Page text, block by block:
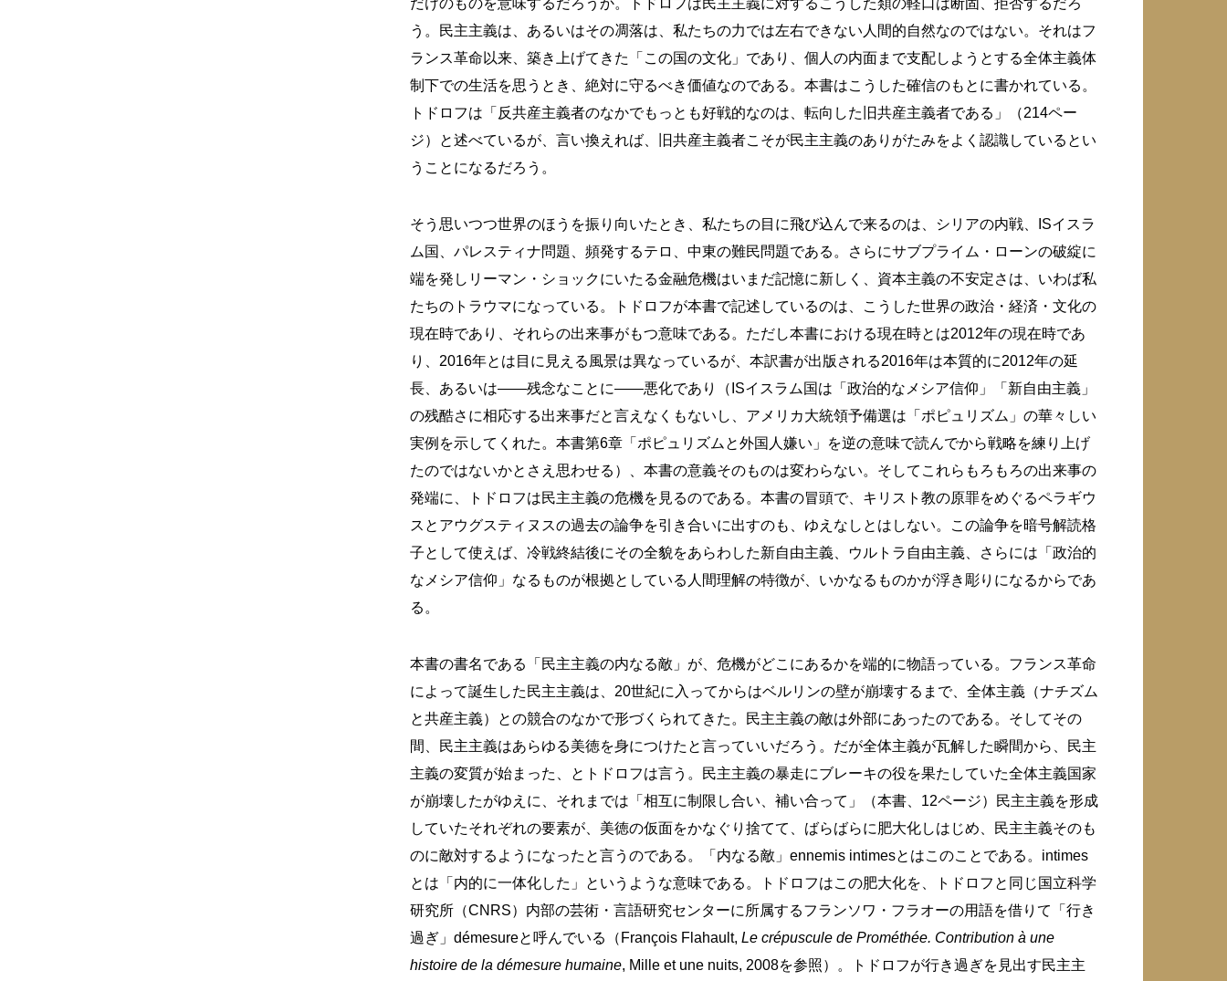
だけのものを意味するだろうか。トドロフは民主主義に対するこうした類の軽口は断固、拒否するだろ
う。民主主義は、あるいはその凋落は、私たちの力では左右できない人間的自然なのではない。それはフ
ランス革命以来、築き上げてきた「この国の文化」であり、個人の内面まで支配しようとする全体主義体
制下での生活を思うとき、絶対に守るべき価値なのである。本書はこうした確信のもとに書かれている。
トドロフは「反共産主義者のなかでもっとも好戦的なのは、転向した旧共産主義者である」（214ペー
ジ）と述べているが、言い換えれば、旧共産主義者こそが民主主義のありがたみをよく認識しているとい
うことになるだろう。
そう思いつつ世界のほうを振り向いたとき、私たちの目に飛び込んで来るのは、シリアの内戦、ISイスラ
ム国、パレスティナ問題、頻発するテロ、中東の難民問題である。さらにサブプライム・ローンの破綻に
端を発しリーマン・ショックにいたる金融危機はいまだ記憶に新しく、資本主義の不安定さは、いわば私
たちのトラウマになっている。トドロフが本書で記述しているのは、こうした世界の政治・経済・文化の
現在時であり、それらの出来事がもつ意味である。ただし本書における現在時とは2012年の現在時であ
り、2016年とは目に見える風景は異なっているが、本訳書が出版される2016年は本質的に2012年の延
長、あるいは――残念なことに――悪化であり（ISイスラム国は「政治的なメシア信仰」「新自由主義」
の残酷さに相応する出来事だと言えなくもないし、アメリカ大統領予備選は「ポピュリズム」の華々しい
実例を示してくれた。本書第6章「ポピュリズムと外国人嫌い」を逆の意味で読んでから戦略を練り上げ
たのではないかとさえ思わせる）、本書の意義そのものは変わらない。そしてこれらもろもろの出来事の
発端に、トドロフは民主主義の危機を見るのである。本書の冒頭で、キリスト教の原罪をめぐるペラギウ
スとアウグスティヌスの過去の論争を引き合いに出すのも、ゆえなしとはしない。この論争を暗号解読格
子として使えば、冷戦終結後にその全貌をあらわした新自由主義、ウルトラ自由主義、さらには「政治的
なメシア信仰」なるものが根拠としている人間理解の特徴が、いかなるものかが浮き彫りになるからであ
る。
本書の書名である「民主主義の内なる敵」が、危機がどこにあるかを端的に物語っている。フランス革命
によって誕生した民主主義は、20世紀に入ってからはベルリンの壁が崩壊するまで、全体主義（ナチズム
と共産主義）との競合のなかで形づくられてきた。民主主義の敵は外部にあったのである。そしてその
間、民主主義はあらゆる美徳を身につけたと言っていいだろう。だが全体主義が瓦解した瞬間から、民主
主義の変質が始まった、とトドロフは言う。民主主義の暴走にブレーキの役を果たしていた全体主義国家
が崩壊したがゆえに、それまでは「相互に制限し合い、補い合って」（本書、12ページ）民主主義を形成
していたそれぞれの要素が、美徳の仮面をかなぐり捨てて、ばらばらに肥大化しはじめ、民主主義そのも
のに敵対するようになったと言うのである。「内なる敵」ennemis intimesとはこのことである。intimes
とは「内的に一体化した」というような意味である。トドロフはこの肥大化を、トドロフと同じ国立科学
研究所（CNRS）内部の芸術・言語研究センターに所属するフランソワ・フラオーの用語を借りて「行き
過ぎ」démesureと呼んでいる（François Flahault,Le crépuscule de Prométhée. Contribution à une
histoire de la démesure humaine, Mille et une nuits, 2008を参照）。トドロフが行き過ぎを見出す民主主